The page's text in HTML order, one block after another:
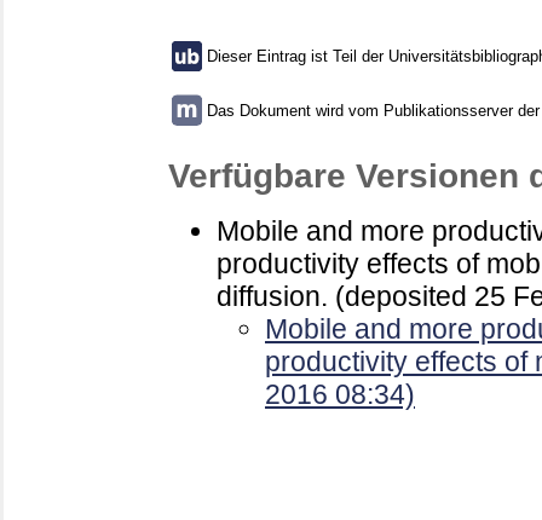
Dieser Eintrag ist Teil der
Das Dokument wird vom Publikationsserver
Verfügbare Versionen
Mobile and more
productivity effects of
diffusion. (deposited 25
Mobile and more
productivity effects of
2016 08:34)